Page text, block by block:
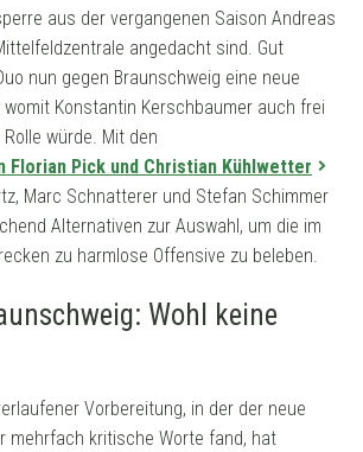
aus der vergangenen Saison Andreas
angedacht sind. Gut
nun gegen Braunschweig eine neue
Konstantin Kerschbaumer auch frei
würde. Mit den
Pick und Christian Kühlwetter
Marc Schnatterer und Stefan Schimmer
Alternativen zur Auswahl, um die im
zu harmlose Offensive zu beleben.
Wohl keine
Vorbereitung, in der der neue
mehrfach kritische Worte fand, hat